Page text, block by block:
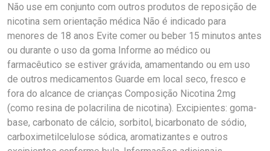
Não use em conjunto com outros produtos de reposição de
nicotina sem orientação médica Não é indicado para
menores de 18 anos Evite comer ou beber 15 minutos antes
ou durante o uso da goma Informe ao médico ou
farmacêutico se estiver grávida, amamentando ou em uso
de outros medicamentos Guarde em local seco, fresco e
fora do alcance de crianças Composição Nicotina 2mg
(como resina de polacrilina de nicotina). Excipientes: goma-
base, carbonato de cálcio, sorbitol, bicarbonato de sódio,
carboximetilcelulose sódica, aromatizantes e outros